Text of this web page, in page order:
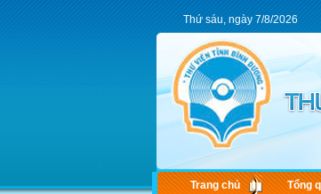
Thứ sáu, ngày 7/8/2026
Trang chủ Tổng